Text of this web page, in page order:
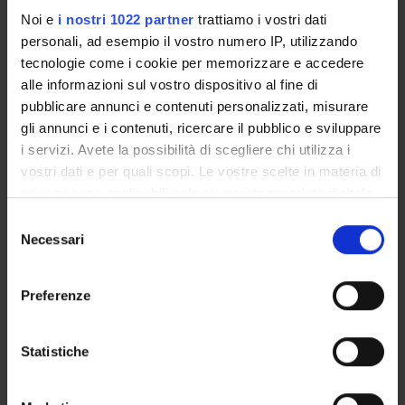
Noi e i nostri 1022 partner trattiamo i vostri dati
personali, ad esempio il vostro numero IP, utilizzando
tecnologie come i cookie per memorizzare e accedere
alle informazioni sul vostro dispositivo al fine di
pubblicare annunci e contenuti personalizzati, misurare
gli annunci e i contenuti, ricercare il pubblico e sviluppare
i servizi. Avete la possibilità di scegliere chi utilizza i
vostri dati e per quali scopi. Le vostre scelte in materia di
modificare o revocare il proprio consenso in qualsiasi
momento dalla Dichiarazione sui cookie o facendo clic
raccogliere informazioni sulla tua posizione
geografica, con un'approssimazione di qualche
delNecessari
Preferenze
Statistiche
RESEARCH GROUPS
PHD PROGRAMMES
RESEARCH FACILITIES
LIBRARIES
CENTRES
Contacts